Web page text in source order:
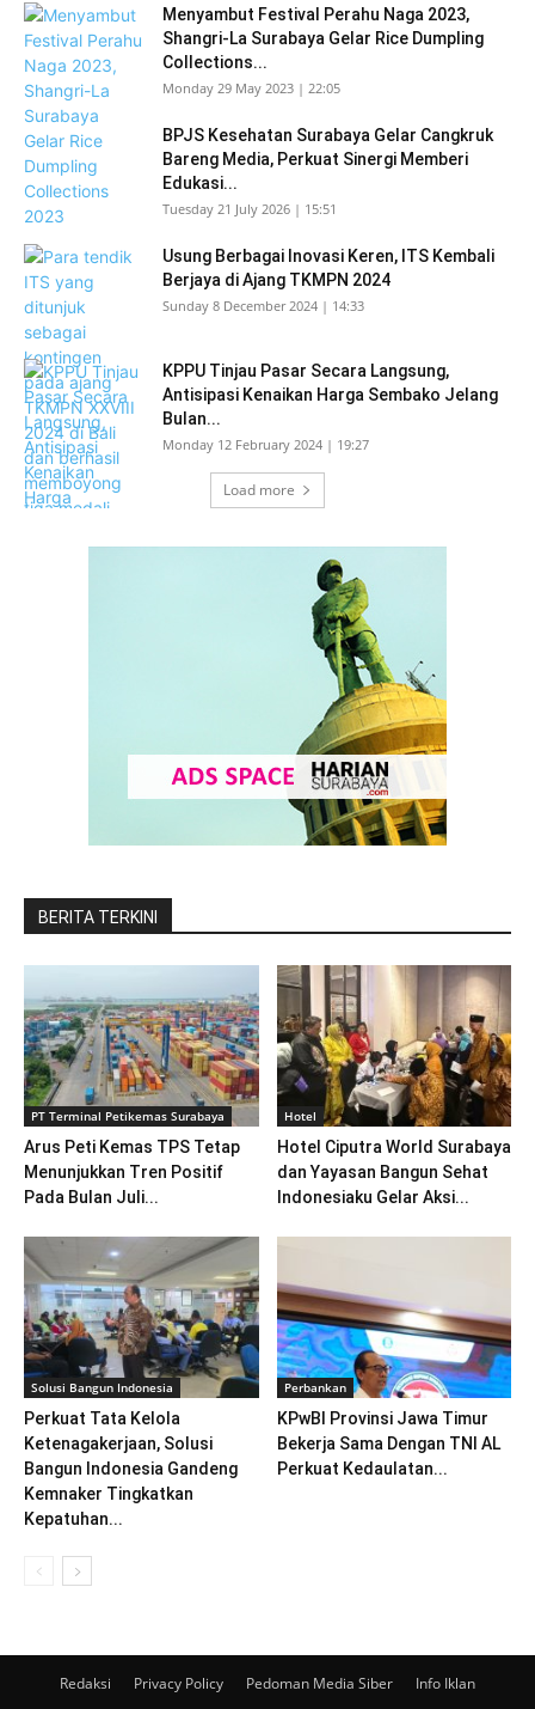
Menyambut Festival Perahu Naga 2023,
Shangri-La Surabaya Gelar Rice Dumpling
Collections...
Monday 29 May 2023 | 22:05
BPJS Kesehatan Surabaya Gelar Cangkruk
Bareng Media, Perkuat Sinergi Memberi
Edukasi...
Tuesday 21 July 2026 | 15:51
Usung Berbagai Inovasi Keren, ITS Kembali
Berjaya di Ajang TKMPN 2024
Sunday 8 December 2024 | 14:33
KPPU Tinjau Pasar Secara Langsung,
Antisipasi Kenaikan Harga Sembako Jelang
Bulan...
Monday 12 February 2024 | 19:27
Load more
BERITA TERKINI
PT Terminal Petikemas Surabaya
Arus Peti Kemas TPS Tetap
Menunjukkan Tren Positif
Pada Bulan Juli...
Hotel
Hotel Ciputra World Surabaya
dan Yayasan Bangun Sehat
Indonesiaku Gelar Aksi...
Solusi Bangun Indonesia
Perkuat Tata Kelola
Ketenagakerjaan, Solusi
Bangun Indonesia Gandeng
Kemnaker Tingkatkan
Kepatuhan...
Perbankan
KPwBI Provinsi Jawa Timur
Bekerja Sama Dengan TNI AL
Perkuat Kedaulatan...
Redaksi Privacy Policy Pedoman Media Siber Info Iklan